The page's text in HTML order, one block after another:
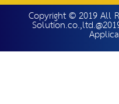
Copyright © 2019 All